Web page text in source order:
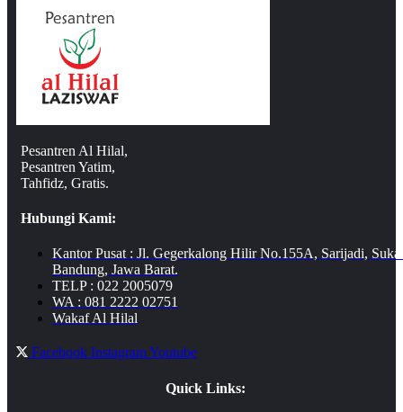
Pesantren Al Hilal,
Pesantren Yatim,
Tahfidz, Gratis.
Hubungi Kami:
Kantor Pusat : Jl. Gegerkalong Hilir No.155A, Sarijadi,
Bandung, Jawa Barat.
TELP : 022 2005079
WA : 081 2222 02751
Wakaf Al Hilal
Facebook InstagramYoutube
Quick Links: